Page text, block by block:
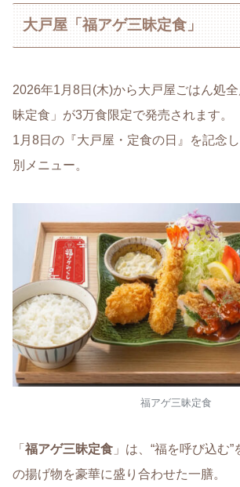
大戸屋「福アゲ三昧定食」
2026年1月8日(木)から大戸屋ごはん処
昧定食」が3万食限定で発売されます。
1月8日の『大戸屋・定食の日』を記念
別メニュー。
福アゲ三昧定食
「 福アゲ三昧定食 」は、“福を呼び込む
の揚げ物を豪華に盛り合わせた一膳。